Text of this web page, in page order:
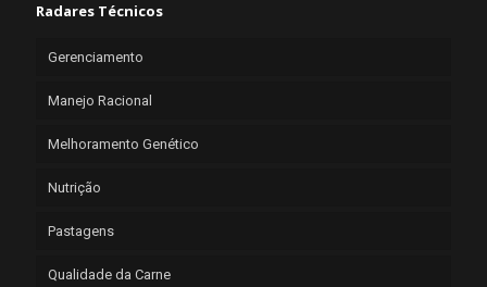
Radares Técnicos
Gerenciamento
Manejo Racional
Melhoramento Genético
Nutrição
Pastagens
Qualidade da Carne